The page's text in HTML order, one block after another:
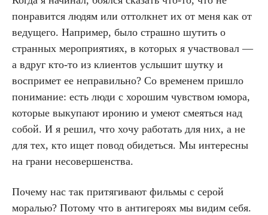
понравится людям или оттолкнет их от меня как от
ведущего. Например, было страшно шутить о
странных мероприятиях, в которых я участвовал —
а вдруг кто-то из клиентов услышит шутку и
воспримет ее неправильно? Со временем пришло
понимание: есть люди с хорошим чувством юмора,
которые выкупают иронию и умеют смеяться над
собой. И я решил, что хочу работать для них, а не
для тех, кто ищет повод обидеться. Мы интересны
на грани несовершенства.
Почему нас так притягивают фильмы с серой
моралью? Потому что в антигероях мы видим себя.